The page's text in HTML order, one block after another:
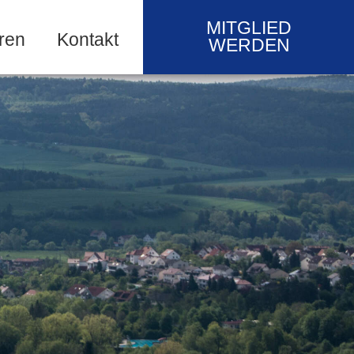
Kontakt
MITGLIED
WERDEN